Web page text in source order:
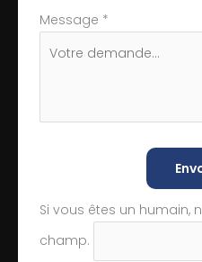
Message *
Si vous êtes un humain,
champ.